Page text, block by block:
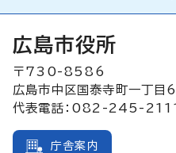
広島市役所
〒730-8586
広島市中区国泰寺町一丁
代表電話：082-245-
庁舎案内